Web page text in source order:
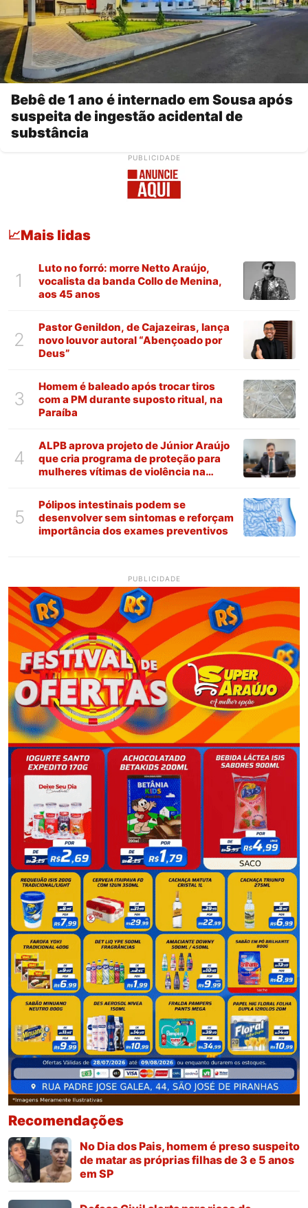
Bebê de 1 ano é internado em Sousa após
suspeita de ingestão acidental de
substância
PUBLICIDADE
📈Mais lidas
1
Luto no forró: morre Netto Araújo,
vocalista da banda Collo de Menina,
aos 45 anos
2
Pastor Genildon, de Cajazeiras, lança
novo louvor autoral “Abençoado por
Deus”
3
Homem é baleado após trocar tiros
com a PM durante suposto ritual, na
Paraíba
4
ALPB aprova projeto de Júnior Araújo
que cria programa de proteção para
mulheres vítimas de violência na
5
Pólipos intestinais podem se
desenvolver sem sintomas e reforçam
importância dos exames preventivos
PUBLICIDADE
Recomendações
No Dia dos Pais, homem é preso suspeito
de matar as próprias filhas de 3 e 5 anos
em SP